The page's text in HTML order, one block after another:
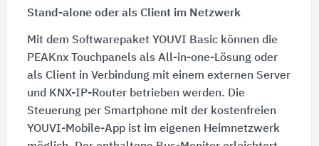
Stand-alone oder als Client im Netzwerk
Mit dem Softwarepaket YOUVI Basic können die
PEAKnx Touchpanels als All-in-one-Lösung oder
als Client in Verbindung mit einem externen Server
und KNX-IP-Router betrieben werden. Die
Steuerung per Smartphone mit der kostenfreien
YOUVI-Mobile-App ist im eigenen Heimnetzwerk